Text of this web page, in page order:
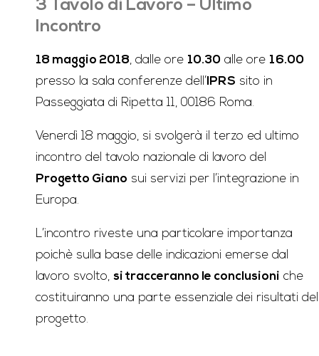
3 Tavolo di Lavoro – Ultimo
Incontro
18 maggio 2018, dalle ore 10.30 alle ore 16.00
presso la sala conferenze dell’ IPRS sito in
Passeggiata di Ripetta 11, 00186 Roma.
Venerdì 18 maggio, si svolgerà il terzo ed ultimo
incontro del tavolo nazionale di lavoro del
Progetto Giano sui servizi per l’integrazione in
Europa.
L’incontro riveste una particolare importanza
poichè sulla base delle indicazioni emerse dal
lavoro svolto, si tracceranno le conclusioni che
costituiranno una parte essenziale dei risultati del
progetto.